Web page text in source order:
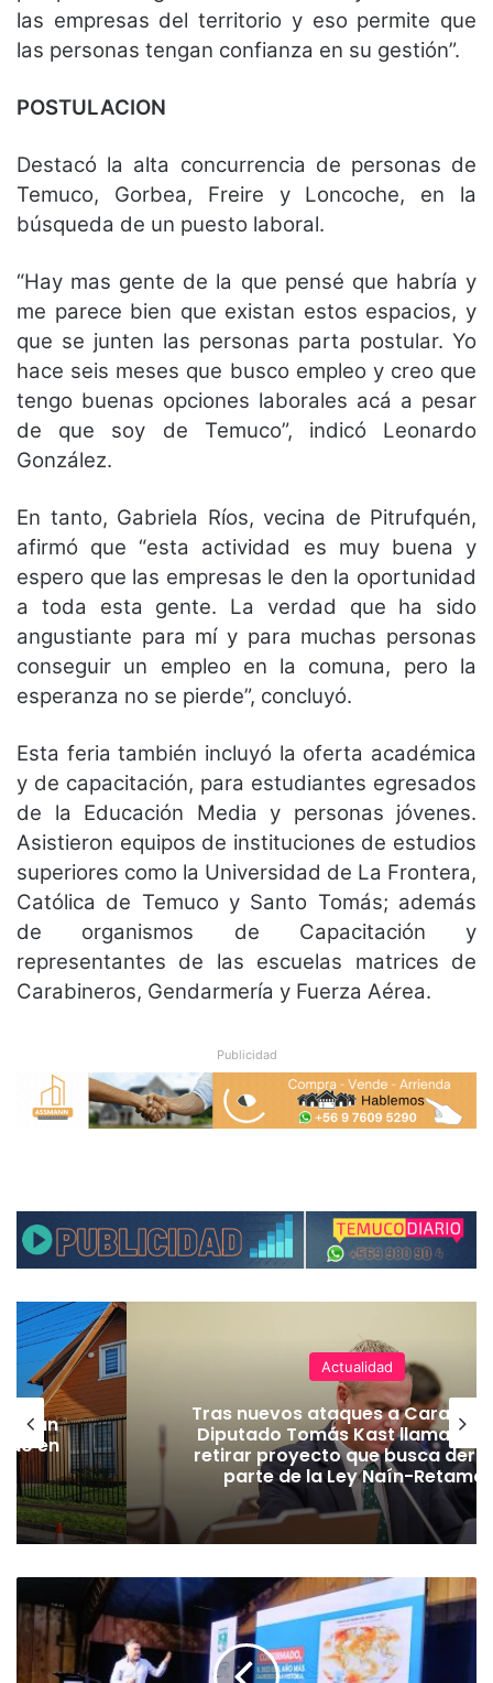
las empresas del territorio y eso permite que
las personas tengan confianza en su gestión”.
POSTULACION
Destacó la alta concurrencia de personas de
Temuco, Gorbea, Freire y Loncoche, en la
búsqueda de un puesto laboral.
“Hay mas gente de la que pensé que habría y
me parece bien que existan estos espacios, y
que se junten las personas parta postular. Yo
hace seis meses que busco empleo y creo que
tengo buenas opciones laborales acá a pesar
de que soy de Temuco”, indicó Leonardo
González.
En tanto, Gabriela Ríos, vecina de Pitrufquén,
afirmó que “esta actividad es muy buena y
espero que las empresas le den la oportunidad
a toda esta gente. La verdad que ha sido
angustiante para mí y para muchas personas
conseguir un empleo en la comuna, pero la
esperanza no se pierde”, concluyó.
Esta feria también incluyó la oferta académica
y de capacitación, para estudiantes egresados
de la Educación Media y personas jóvenes.
Asistieron equipos de instituciones de estudios
superiores como la Universidad de La Frontera,
Católica de Temuco y Santo Tomás; además
de organismos de Capacitación y
representantes de las escuelas matrices de
Carabineros, Gendarmería y Fuerza Aérea.
Publicidad
en
Actualidad
Tras nuevos ataques a
Diputado Tomás Kast llama al
retirar proyecto que busca
parte de la Ley Naín-Retamal
o